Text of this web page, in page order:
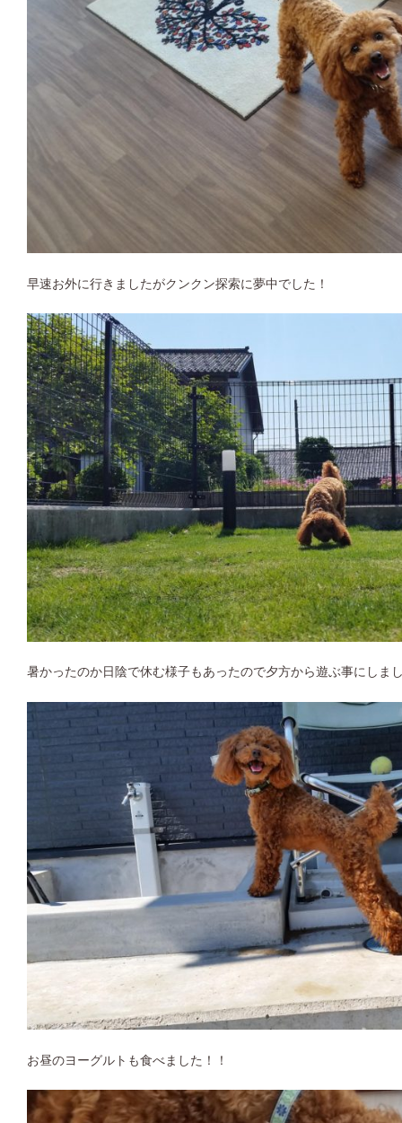
早速お外に行きましたがクンクン探索に夢中でした！
暑かったのか日陰で休む様子もあったので夕方から遊ぶ事にしま
お昼のヨーグルトも食べました！！